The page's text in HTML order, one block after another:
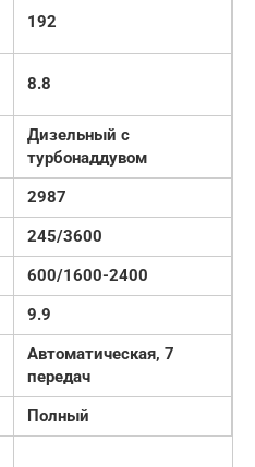
192
8.8
Дизельный c
турбонаддувом
2987
245/3600
600/1600-2400
9.9
Автоматическая, 7
передач
Полный